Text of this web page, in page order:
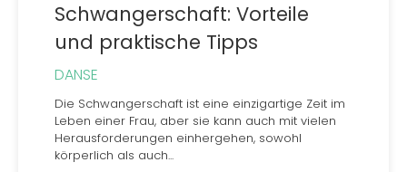
Schwangerschaft: Vorteile
und praktische Tipps
DANSE
Die Schwangerschaft ist eine einzigartige Zeit im
Leben einer Frau, aber sie kann auch mit vielen
Herausforderungen einhergehen, sowohl
körperlich als auch...